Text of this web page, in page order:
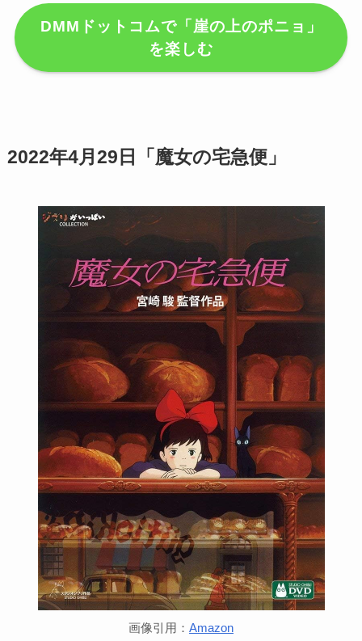
DMMドットコムで「崖の上のポニョ」
を楽しむ
2022年4月29日「魔女の宅急便」
画像引用： Amazon